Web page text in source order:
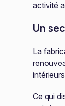
activité
Un
La
Ce qui